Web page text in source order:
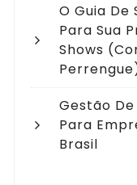
O Guia
Para Sua
Shows
Gestão
Para
Brasil